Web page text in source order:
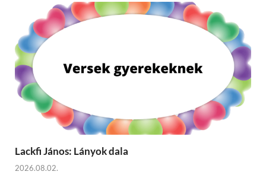
Lackfi János: Lányok dala
2026.08.02.